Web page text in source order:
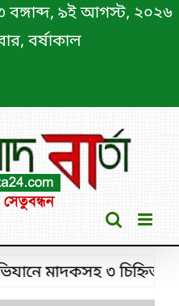
৯ই আগস্ট, ২০২৬
বর্ষাকাল
মাদকসহ ৩ চিহ্নিত মাদক